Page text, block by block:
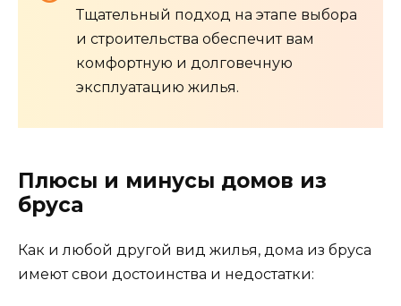
Тщательный подход на этапе выбора
и строительства обеспечит вам
комфортную и долговечную
эксплуатацию жилья.
Плюсы и минусы домов из
бруса
Как и любой другой вид жилья, дома из бруса
имеют свои достоинства и недостатки: